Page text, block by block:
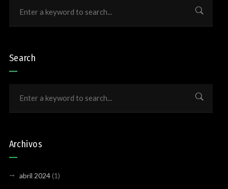
Search
Archivos
abril 2024(1)